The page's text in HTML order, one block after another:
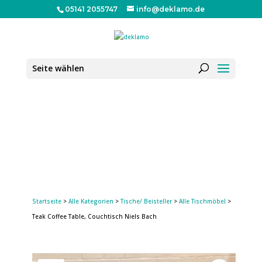
05141 2055747 info@deklamo.de
Seite wählen
Startseite> Alle Kategorien >Tische/ Beisteller> Alle Tischmöbel >
Teak Coffee Table, Couchtisch Niels Bach